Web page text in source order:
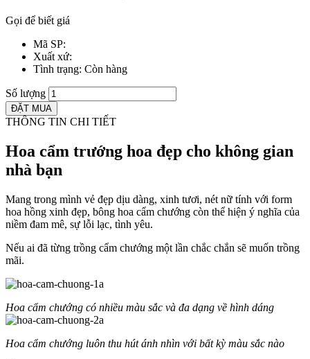
Gọi để biết giá
Mã SP:
Xuất xứ:
Tình trạng: Còn hàng
Số lượng
THÔNG TIN CHI TIẾT
Hoa cẩm trướng hoa đẹp cho không gian
nhà bạn
Mang trong mình vẻ đẹp dịu dàng, xinh tươi, nét nữ tính với form
hoa hồng xinh đẹp, bông hoa cẩm chướng còn thể hiện ý nghĩa của
niềm đam mê, sự lỗi lạc, tình yêu.
Nếu ai đã từng trồng cẩm chướng một lần chắc chắn sẽ muốn trồng
mãi.
Hoa cẩm chướng có nhiều màu sắc và đa dạng về hình dáng
Hoa cẩm chướng luôn thu hút ánh nhìn với bất kỳ màu sắc nào